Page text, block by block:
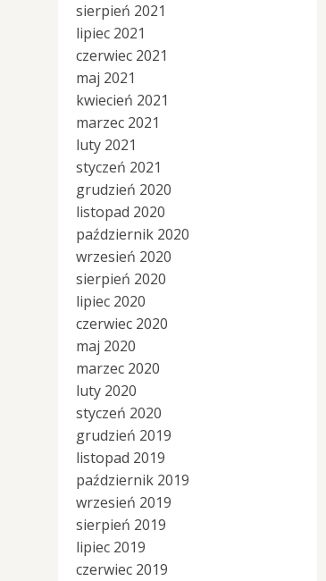
sierpień 2021
lipiec 2021
czerwiec 2021
maj 2021
kwiecień 2021
marzec 2021
luty 2021
styczeń 2021
grudzień 2020
listopad 2020
październik 2020
wrzesień 2020
sierpień 2020
lipiec 2020
czerwiec 2020
maj 2020
marzec 2020
luty 2020
styczeń 2020
grudzień 2019
listopad 2019
październik 2019
wrzesień 2019
sierpień 2019
lipiec 2019
czerwiec 2019